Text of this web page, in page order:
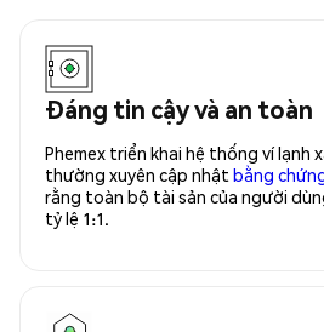
Đáng tin cậy và an toàn
Phemex triển khai hệ thống ví lạnh
thường xuyên cập nhật bằng
rằng toàn bộ tài sản của người
tỷ lệ 1:1.